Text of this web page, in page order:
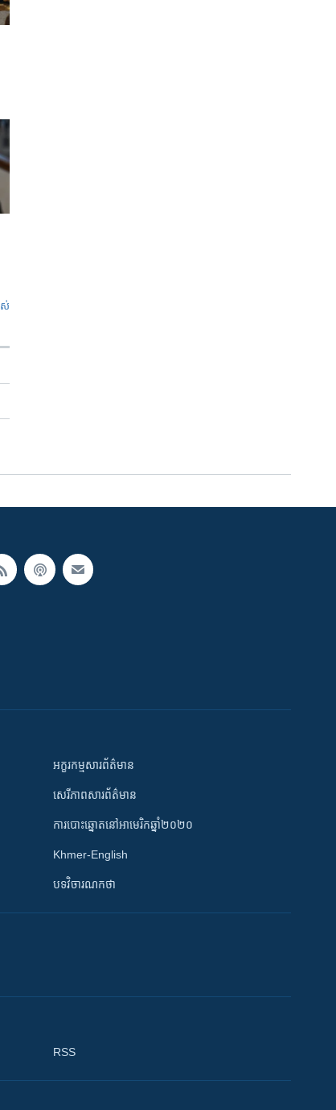
ស់
អក្ខរកម្មសារព័ត៌មាន
សេរីភាពសារព័ត៌មាន
ការបោះឆ្នោតនៅអាមេរិកឆ្នាំ២០២០
Khmer-English
បទវិចារណកថា
RSS